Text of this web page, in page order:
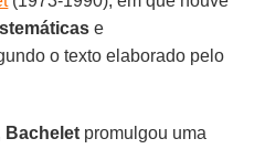
e
o texto elaborado pelo
Bachelet promulgou uma